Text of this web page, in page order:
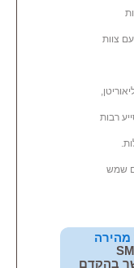
צוות
רבות
שמש
מהירה
בהקדם